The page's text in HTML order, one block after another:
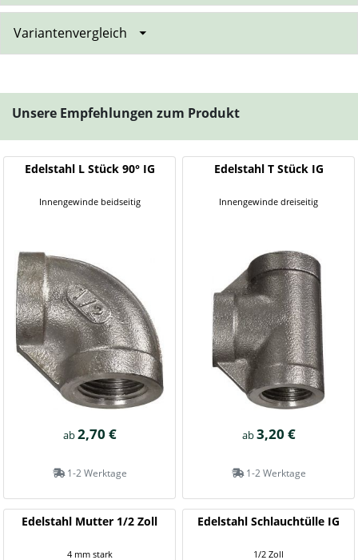
Variantenvergleich
Unsere Empfehlungen zum Produkt
Edelstahl L Stück 90° IG
Innengewinde beidseitig
ab2,70 €
1-2 Werktage
Edelstahl T Stück IG
Innengewinde dreiseitig
ab3,20 €
1-2 Werktage
Edelstahl Mutter 1/2 Zoll
4 mm stark
Edelstahl Schlauchtülle IG
1/2 Zoll